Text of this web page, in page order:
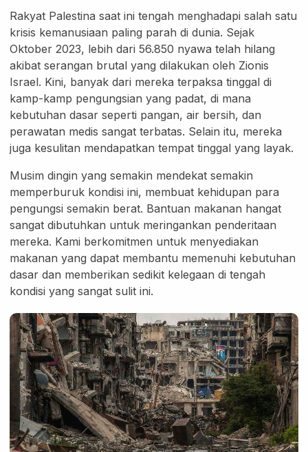
Sleeping Mask
Sunscreen
Sunscreen Cream
Lip Care
Lip Scrub
Lip Oil
Eye Care
Eye Cream
Eye Serum
Body Care
Body Lotion
Body Wash
Body Butter
Body Scrub
Hair Care
Hair Mask
Hair Serum
Conditioner
Hair Oil
Shampoo
Rakyat Palestina saat ini tengah menghadapi salah satu
krisis kemanusiaan paling parah di dunia. Sejak
Oktober 2023, lebih dari 56.850 nyawa telah hilang
akibat serangan brutal yang dilakukan oleh Zionis
Israel. Kini, banyak dari mereka terpaksa tinggal di
kamp-kamp pengungsian yang padat, di mana
kebutuhan dasar seperti pangan, air bersih, dan
perawatan medis sangat terbatas. Selain itu, mereka
juga kesulitan mendapatkan tempat tinggal yang layak.
Musim dingin yang semakin mendekat semakin
memperburuk kondisi ini, membuat kehidupan para
pengungsi semakin berat. Bantuan makanan hangat
sangat dibutuhkan untuk meringankan penderitaan
mereka. Kami berkomitmen untuk menyediakan
makanan yang dapat membantu memenuhi kebutuhan
dasar dan memberikan sedikit kelegaan di tengah
kondisi yang sangat sulit ini.